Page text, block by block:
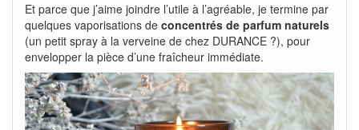
Et parce que j’aime joindre l’utile à l’agréable, je termine par
quelques vaporisations de concentrés de parfum naturels
(un petit spray à la verveine de chez DURANCE ?), pour
envelopper la pièce d’une fraîcheur immédiate.